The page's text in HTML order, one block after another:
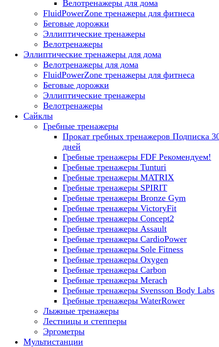
Велотренажеры для дома
FluidPowerZone тренажеры для фитнеса
Беговые дорожки
Эллиптические тренажеры
Велотренажеры
Эллиптические тренажеры для дома
Велотренажеры для дома
FluidPowerZone тренажеры для фитнеса
Беговые дорожки
Эллиптические тренажеры
Велотренажеры
Сайклы
Гребные тренажеры
Прокат гребных тренажеров Подписка
дней
Гребные тренажеры FDF Рекомендуем!
Гребные тренажеры Tunturi
Гребные тренажеры MATRIX
Гребные тренажеры SPIRIT
Гребные тренажеры Bronze Gym
Гребные тренажеры VictoryFit
Гребные тренажеры Concept2
Гребные тренажеры Assault
Гребные тренажеры CardioPower
Гребные тренажеры Sole Fitness
Гребные тренажеры Oxygen
Гребные тренажеры Carbon
Гребные тренажеры Merach
Гребные тренажеры Svensson Body Labs
Гребные тренажеры WaterRower
Лыжные тренажеры
Лестницы и степперы
Эргометры
Мультистанции